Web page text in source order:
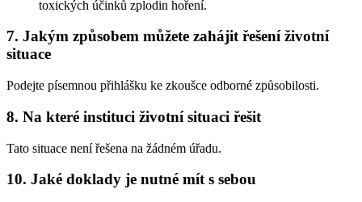
toxických účinků zplodin hoření.
7. Jakým způsobem můžete zahájit řešení životní
situace
Podejte písemnou přihlášku ke zkoušce odborné způsobilosti.
8. Na které instituci životní situaci řešit
Tato situace není řešena na žádném úřadu.
10. Jaké doklady je nutné mít s sebou